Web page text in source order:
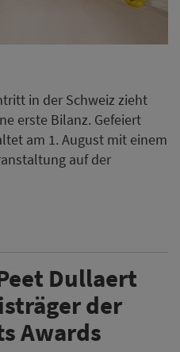
in der Schweiz zieht
erste Bilanz. Gefeiert
am 1. August mit einem
auf der
Dullaert
der
Awards